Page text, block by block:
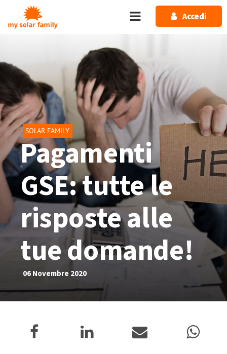
Salta al contenuto principale
Accedi
SOLAR FAMILY
Pagamenti
GSE: tutte le
risposte alle
tue domande!
06 Novembre 2020